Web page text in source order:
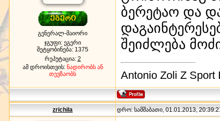
გენერალ-მაიორი
ჯგუფი: ეგერი
შეტყობინება: 1375
რეპუტაცია: 2
ამ დროისთვის: ნადირობს ან
თევზაობს
ბერეტაო და
შეიძლება
Antonio Zoli Z Sport
zrichila დრო: სამშაბათი, 01.01.2013,